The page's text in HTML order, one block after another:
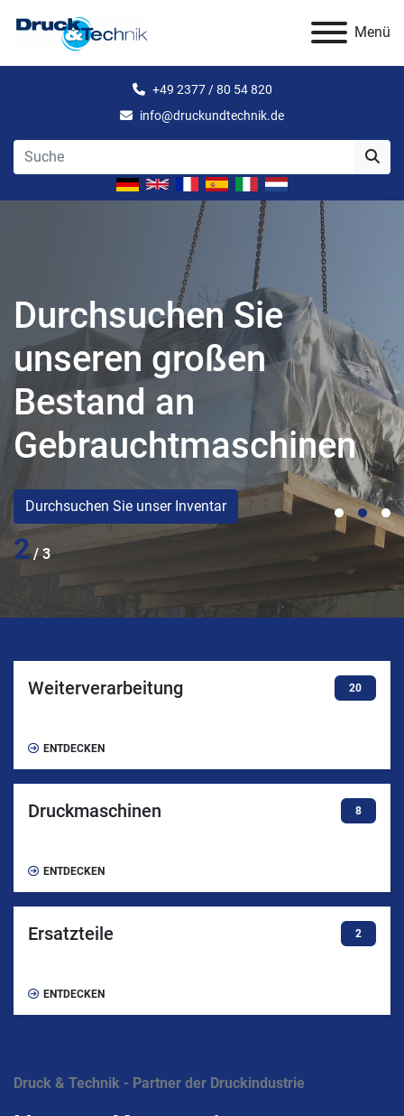
Menü
+49 2377 / 80 54 820
info@druckundtechnik.de
3
Durchsuchen Sie
unseren großen
Bestand an
Durchsuchen Sie unser Inventar
Weiterverarbeitung 20
ENTDECKEN
Druckmaschinen 8
ENTDECKEN
Ersatzteile 2
ENTDECKEN
Druck & Technik - Partner der Druckindustrie